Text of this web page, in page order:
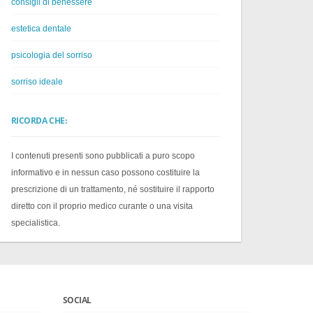
consigli di benessere
estetica dentale
psicologia del sorriso
sorriso ideale
RICORDA CHE:
I contenuti presenti sono pubblicati a puro scopo
informativo e in nessun caso possono costituire la
prescrizione di un trattamento, né sostituire il rapporto
diretto con il proprio medico curante o una visita
specialistica.
SOCIAL